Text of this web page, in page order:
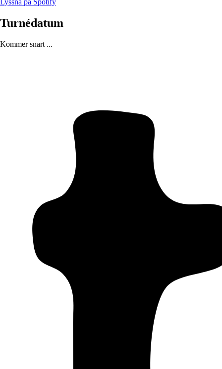
Lyssna på Spotify
Turnédatum
Kommer snart ...